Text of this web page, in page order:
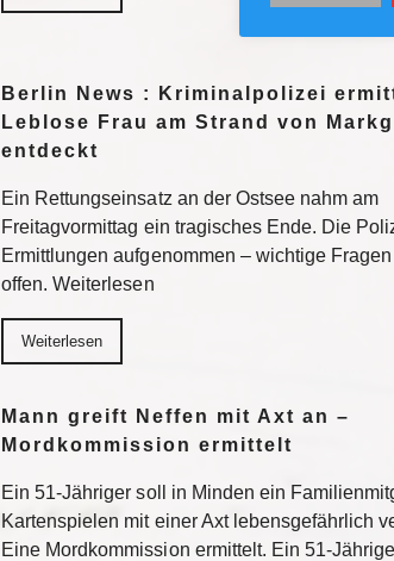
Berlin News : Kriminalpolizei
Leblose Frau am Strand von
entdeckt
Ein Rettungseinsatz an der Ostsee nahm am
Freitagvormittag ein tragisches Ende. Die
Ermittlungen aufgenommen – wichtige
offen. Weiterlesen
Weiterlesen
Mann greift Neffen mit Axt an –
Mordkommission ermittelt
Ein 51-Jähriger soll in Minden ein
Kartenspielen mit einer Axt lebensgefährlich
Eine Mordkommission ermittelt. Ein 51-